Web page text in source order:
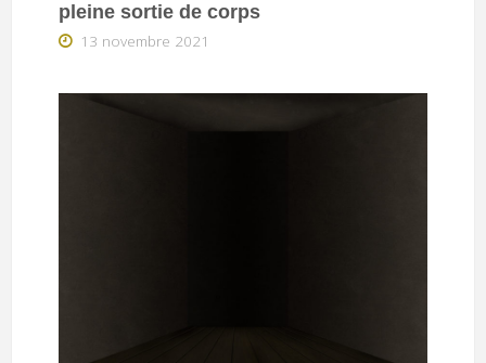
pleine sortie de corps
13 novembre 2021